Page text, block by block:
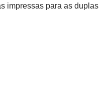
impressas para as duplas